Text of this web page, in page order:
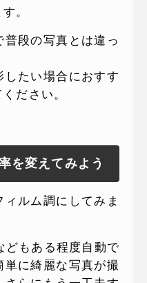
。
段の写真とは違っ
たい場合におすす
ださい。
を変えてみよう
ルム調にしてみま
どもある程度自動で
に綺麗な写真が撮